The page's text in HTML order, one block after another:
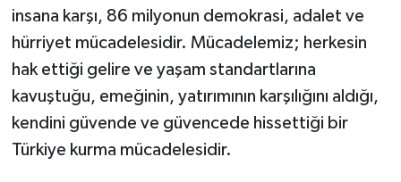
insana karşı, 86 milyonun demokrasi, adalet ve
hürriyet mücadelesidir. Mücadelemiz; herkesin
hak ettiği gelire ve yaşam standartlarına
kavuştuğu, emeğinin, yatırımının karşılığını aldığı,
kendini güvende ve güvencede hissettiği bir
Türkiye kurma mücadelesidir.